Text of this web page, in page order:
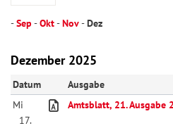
-Sep -Okt-Nov-Dez
Dezember 2025
Datum
Ausgabe
Mi
17.
Amtsblatt, 21. Ausgabe